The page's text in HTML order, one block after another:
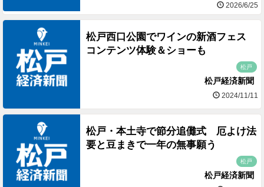
2026/6/25
松戸西口公園でワインの新酒フェス
コンテンツ体験＆ショーも
松戸
松戸経済新聞
2024/11/11
松戸・本土寺で節分追儺式 厄よけ法
要と豆まきで一年の無事願う
松戸
松戸経済新聞